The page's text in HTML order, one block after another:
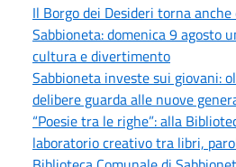
Il Borgo dei Desideri torna
Sabbioneta: domenica 9 agosto
cultura e divertimento
Sabbioneta investe sui giovani:
delibere guarda alle nuove
“Poesie tra le righe”: alla
laboratorio creativo tra libri,